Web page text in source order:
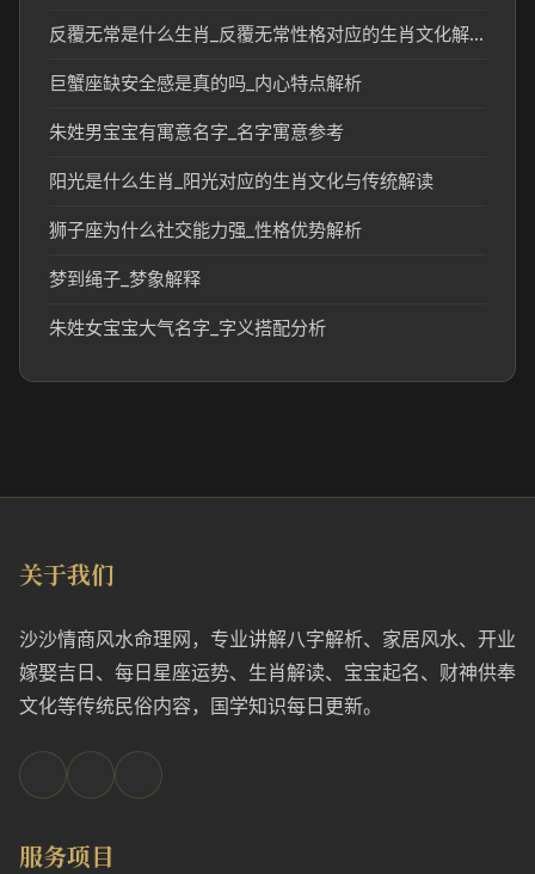
反覆无常是什么生肖_反覆无常性格对应的生肖文化解析
巨蟹座缺安全感是真的吗_内心特点解析
朱姓男宝宝有寓意名字_名字寓意参考
阳光是什么生肖_阳光对应的生肖文化与传统解读
狮子座为什么社交能力强_性格优势解析
梦到绳子_梦象解释
朱姓女宝宝大气名字_字义搭配分析
关于我们
沙沙情商风水命理网，专业讲解八字解析、家居风水、开业
嫁娶吉日、每日星座运势、生肖解读、宝宝起名、财神供奉
文化等传统民俗内容，国学知识每日更新。
服务项目